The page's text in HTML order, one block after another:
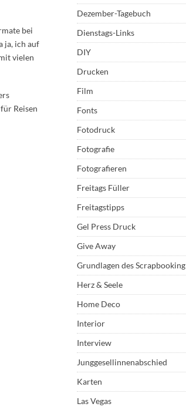
bei
ja, ich auf
vielen
Reisen
Dezember-Tagebuch
Dienstags-Links
DIY
Drucken
Film
Fonts
Fotodruck
Fotografie
Fotografieren
Freitags Füller
Freitagstipps
Gel Press Druck
Give Away
Grundlagen des Scrapbooking
Herz & Seele
Home Deco
Interior
Interview
Junggesellinnenabschied
Karten
Las Vegas